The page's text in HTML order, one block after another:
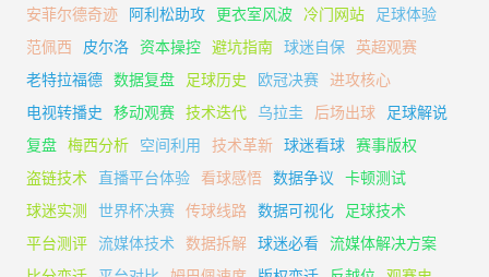
安菲尔德奇迹
阿利松助攻 更衣室风波 冷门网站
足球体验
范佩西
皮尔洛 资本操控 避坑指南 球迷自保
英超观赛
老特拉福德
数据复盘 足球历史 欧冠决赛
进攻核心
电视转播史
移动观赛 技术迭代 乌拉圭 后场出球
足球解说
复盘
梅西分析 空间利用 技术革新 球迷看球
赛事版权
盗链技术
直播平台体验 看球感悟 数据争议
卡顿测试
球迷实测
世界杯决赛 传球线路 数据可视化
足球技术
平台测评
流媒体技术 数据拆解 球迷必看
流媒体解决方案